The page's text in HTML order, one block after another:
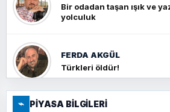
Bir odadan taşan ışık ve
yolculuk
FERDA AKGÜL
Türkleri öldür!
FERHAT BÜYÜKKALKAN
⌁ PIYASA BILGILERI